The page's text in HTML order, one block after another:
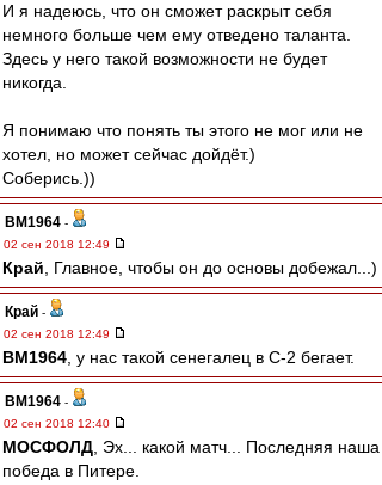
И я надеюсь, что он сможет раскрыт себя
немного больше чем ему отведено таланта.
Здесь у него такой возможности не будет
никогда.
Я понимаю что понять ты этого не мог или не
хотел, но может сейчас дойдёт.)
Соберись.))
BM1964 -
02 сен 2018 12:49
Край , Главное, чтобы он до основы добежал...)
Край -
02 сен 2018 12:49
BM1964 , у нас такой сенегалец в С-2 бегает.
BM1964 -
02 сен 2018 12:40
МОСФОЛД , Эх... какой матч... Последняя наша
победа в Питере.